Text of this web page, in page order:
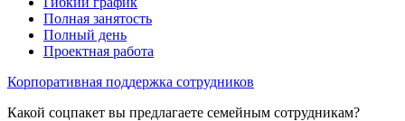
Полная занятость
Полный день
Проектная работа
Корпоративная поддержка сотрудников
Какой соцпакет вы предлагаете семейным сотрудникам?